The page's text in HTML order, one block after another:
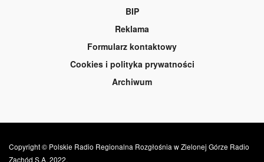
BIP
Reklama
Formularz kontaktowy
Cookies i polityka prywatności
Archiwum
Copyright © Polskie Radio Regionalna Rozgłośnia w Zielonej Górze Radio
Zachód S.A. 2022.